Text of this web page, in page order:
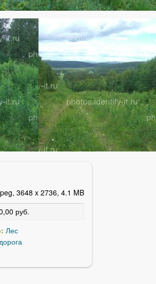
3648 x 2736, 4.1 MB
руб.
Лес